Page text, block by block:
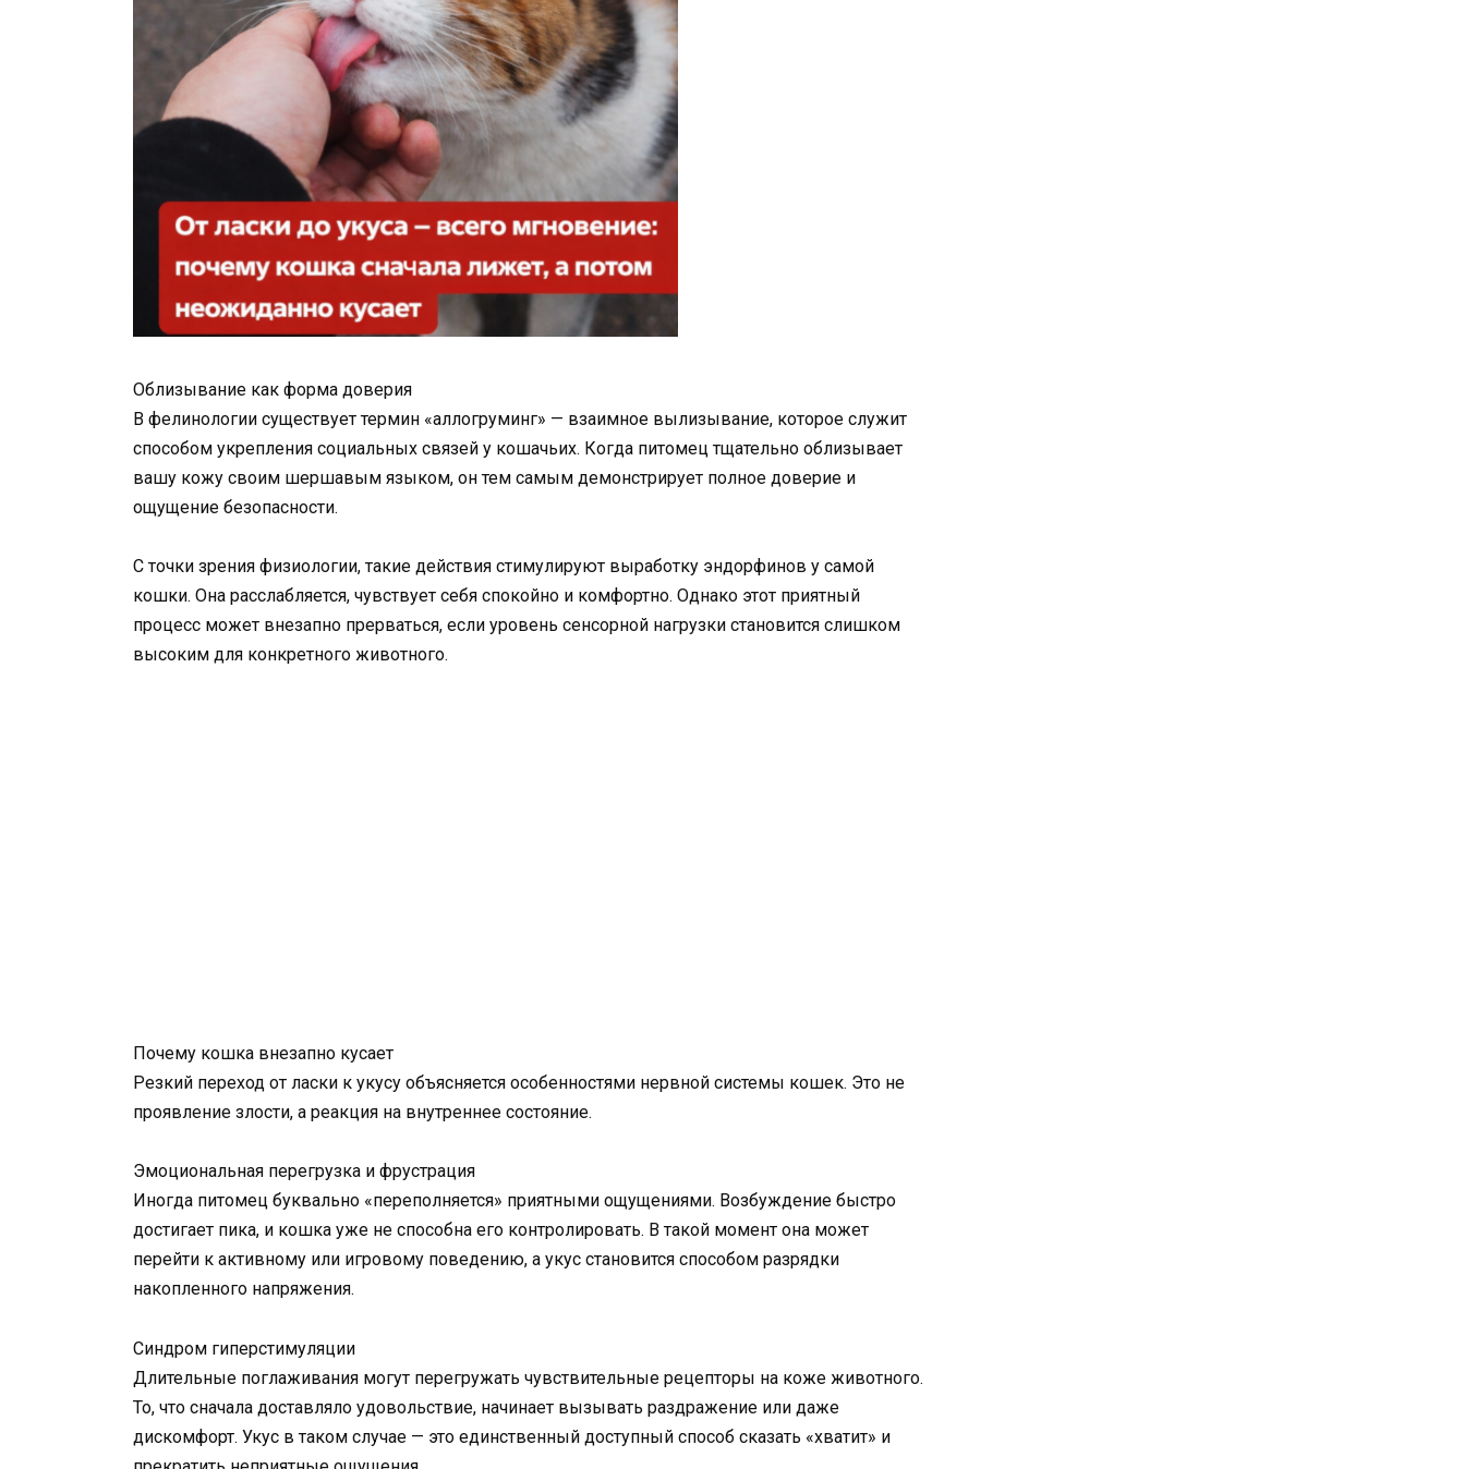
Облизывание как форма доверия
В фелинологии существует термин «аллогруминг» — взаимное вылизывание, которое служит
способом укрепления социальных связей у кошачьих. Когда питомец тщательно облизывает
вашу кожу своим шершавым языком, он тем самым демонстрирует полное доверие и
ощущение безопасности.
С точки зрения физиологии, такие действия стимулируют выработку эндорфинов у самой
кошки. Она расслабляется, чувствует себя спокойно и комфортно. Однако этот приятный
процесс может внезапно прерваться, если уровень сенсорной нагрузки становится слишком
высоким для конкретного животного.
Почему кошка внезапно кусает
Резкий переход от ласки к укусу объясняется особенностями нервной системы кошек. Это не
проявление злости, а реакция на внутреннее состояние.
Эмоциональная перегрузка и фрустрация
Иногда питомец буквально «переполняется» приятными ощущениями. Возбуждение быстро
достигает пика, и кошка уже не способна его контролировать. В такой момент она может
перейти к активному или игровому поведению, а укус становится способом разрядки
накопленного напряжения.
Синдром гиперстимуляции
Длительные поглаживания могут перегружать чувствительные рецепторы на коже животного.
То, что сначала доставляло удовольствие, начинает вызывать раздражение или даже
дискомфорт. Укус в таком случае — это единственный доступный способ сказать «хватит» и